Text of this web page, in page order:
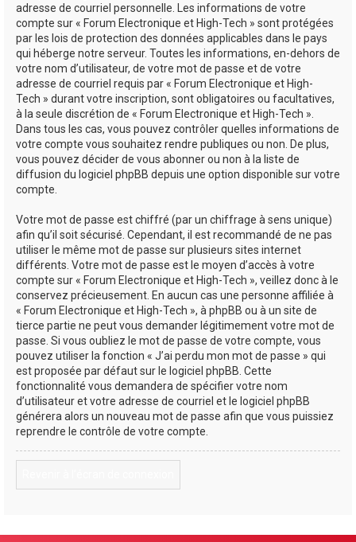
adresse de courriel personnelle. Les informations de votre
compte sur « Forum Electronique et High-Tech » sont protégées
par les lois de protection des données applicables dans le pays
qui héberge notre serveur. Toutes les informations, en-dehors de
votre nom d’utilisateur, de votre mot de passe et de votre
adresse de courriel requis par « Forum Electronique et High-
Tech » durant votre inscription, sont obligatoires ou facultatives,
à la seule discrétion de « Forum Electronique et High-Tech ».
Dans tous les cas, vous pouvez contrôler quelles informations de
votre compte vous souhaitez rendre publiques ou non. De plus,
vous pouvez décider de vous abonner ou non à la liste de
diffusion du logiciel phpBB depuis une option disponible sur votre
compte.
Votre mot de passe est chiffré (par un chiffrage à sens unique)
afin qu’il soit sécurisé. Cependant, il est recommandé de ne pas
utiliser le même mot de passe sur plusieurs sites internet
différents. Votre mot de passe est le moyen d’accès à votre
compte sur « Forum Electronique et High-Tech », veillez donc à le
conservez précieusement. En aucun cas une personne affiliée à
« Forum Electronique et High-Tech », à phpBB ou à un site de
tierce partie ne peut vous demander légitimement votre mot de
passe. Si vous oubliez le mot de passe de votre compte, vous
pouvez utiliser la fonction « J’ai perdu mon mot de passe » qui
est proposée par défaut sur le logiciel phpBB. Cette
fonctionnalité vous demandera de spécifier votre nom
d’utilisateur et votre adresse de courriel et le logiciel phpBB
générera alors un nouveau mot de passe afin que vous puissiez
reprendre le contrôle de votre compte.